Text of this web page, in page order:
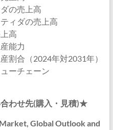
の売上高
ィダの売上高
高
能力
割合（2024年対2031年）
ーチェーン
わせ先(購入・見積)★
Global Outlook and